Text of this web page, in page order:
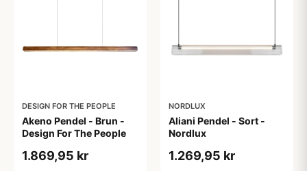
DESIGN FOR THE PEOPLE
Akeno Pendel - Brun -
Design For The People
1.869,95 kr
NORDLUX
Aliani Pendel - Sort -
Nordlux
1.269,95 kr